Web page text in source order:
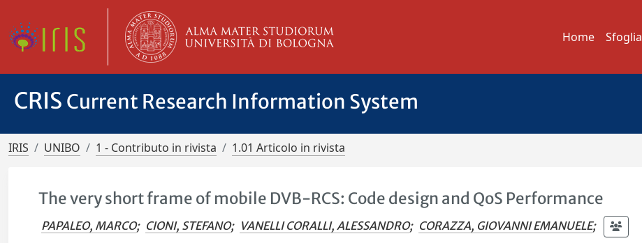
Home Sfoglia
CRIS Current Research Information System
IRIS UNIBO 1 - Contributo in rivista 1.01 Articolo in rivista
The very short frame of mobile DVB-RCS: Code design and QoS Performance
PAPALEO, MARCO; CIONI, STEFANO; VANELLI CORALLI, ALESSANDRO; CORAZZA, GIOVANNI EMANUELE;